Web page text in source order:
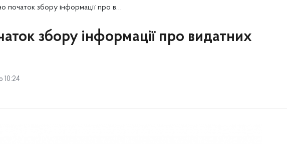
збору інформації про видатних дарничан
збору інформації про видатних
10:24